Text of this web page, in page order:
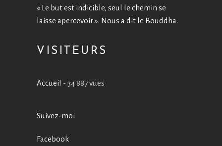
« Le but est indicible, seul le chemin se
laisse apercevoir ». Nous a dit le Bouddha.
VISITEURS
Accueil - 34 887 vues
Suivez-moi
Facebook